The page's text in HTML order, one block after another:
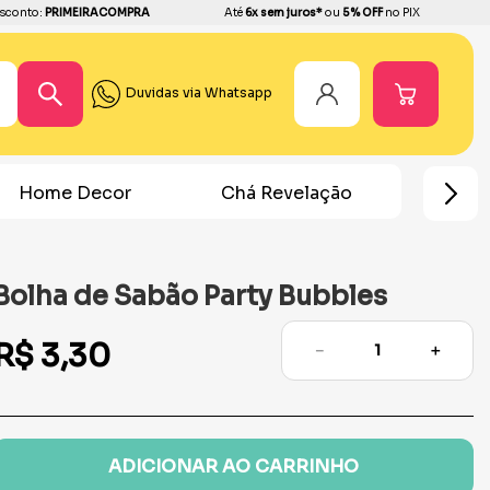
PRIMEIRACOMPRA Até6x sem juros*ou 5% OFFno PIX
Duvidas via Whatsapp
Home Decor Chá Revelação Festa
de Sabão Party Bubbles
3,30 ＋
－
ADICIONAR AO CARRINHO